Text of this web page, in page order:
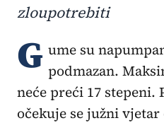
zloupotrebiti
G ume su
podmazan.
neće preći 17 stepeni.
očekuje se južni